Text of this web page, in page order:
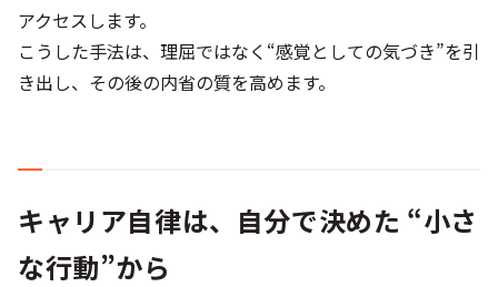
アクセスします。
こうした手法は、理屈ではなく“感覚としての気づき”を引
き出し、その後の内省の質を高めます。
キャリア自律は、自分で決めた “小さ
な行動”から